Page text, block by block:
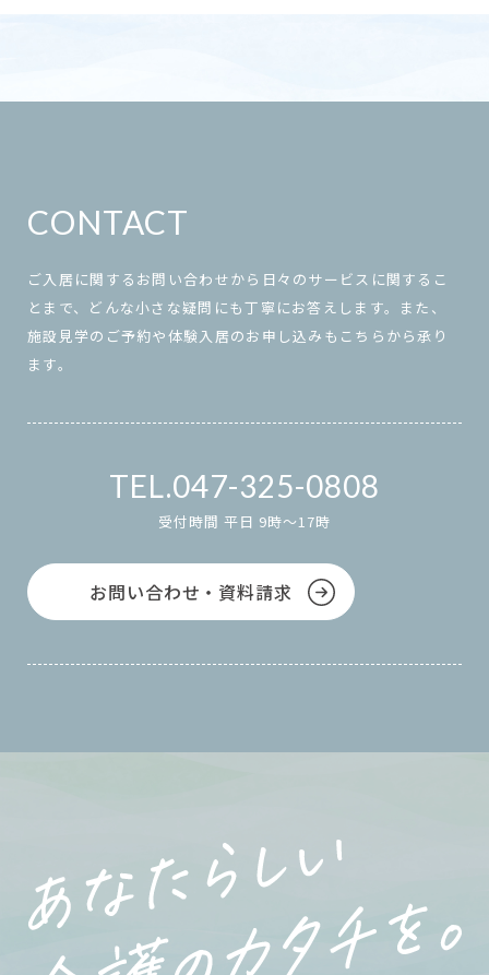
CONTACT
ご入居に関するお問い合わせから日々のサービスに関するこ
とまで、どんな小さな疑問にも丁寧にお答えします。また、
施設見学のご予約や体験入居のお申し込みもこちらから承り
ます。
047-325-0808
受付時間 平日 9時～17時
お問い合わせ・資料請求